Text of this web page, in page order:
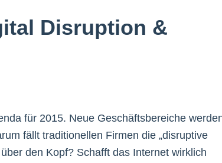
Disruption &
für 2015. Neue Geschäftsbereiche
fällt traditionellen Firmen die „disruptive
den Kopf? Schafft das Internet wirklich